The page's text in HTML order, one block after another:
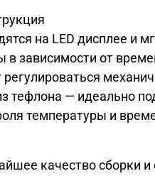
на LED дисплее и
в зависимости от
тефлона — идеально
температуры и
качество сборки